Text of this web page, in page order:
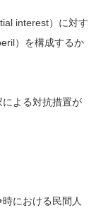
interest）に対す
）を構成するか
よる対抗措置が
における民間人